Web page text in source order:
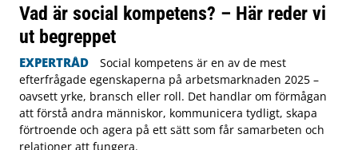
Vad är social kompetens? – Här reder vi
ut begreppet
EXPERTRÅD
Social kompetens är en av de mest
efterfrågade egenskaperna på arbetsmarknaden 2025 –
oavsett yrke, bransch eller roll. Det handlar om förmågan
att förstå andra människor, kommunicera tydligt, skapa
förtroende och agera på ett sätt som får samarbeten och
relationer att fungera.